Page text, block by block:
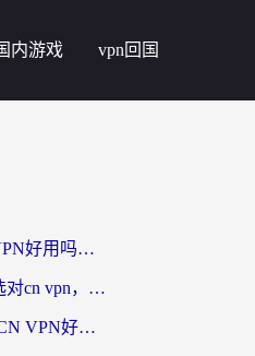
内游戏 vpn回国
海外党必看：迅游VPN好用吗？和番茄加速器VPN对比哪个回国效果更好？
海外党必看：如何选对cn vpn，轻松解锁国内影音游戏？
海外党必看：ChickCN VPN好用吗？和星河VPN对比哪个回国效果更好？附真实体验+避坑指南